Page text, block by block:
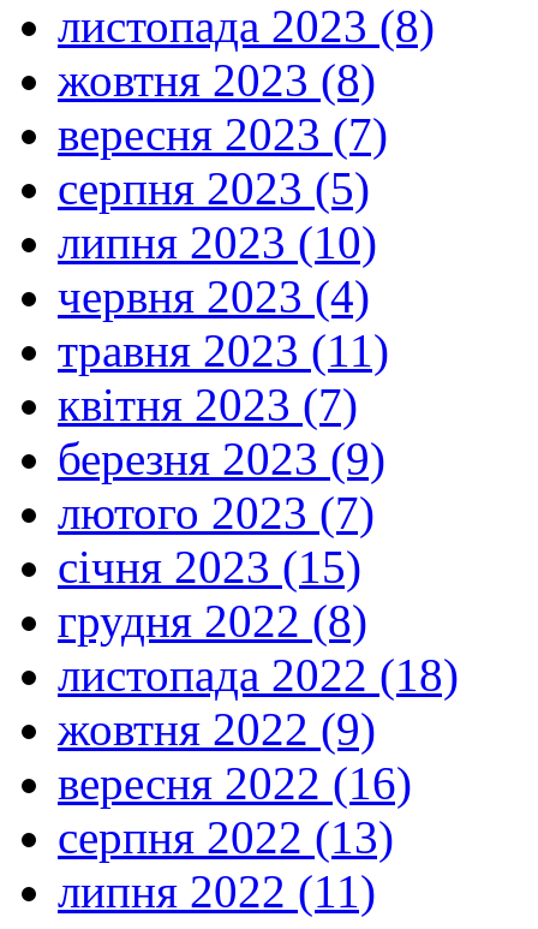
листопада 2023 (8)
жовтня 2023 (8)
вересня 2023 (7)
серпня 2023 (5)
липня 2023 (10)
червня 2023 (4)
травня 2023 (11)
квітня 2023 (7)
березня 2023 (9)
лютого 2023 (7)
січня 2023 (15)
грудня 2022 (8)
листопада 2022 (18)
жовтня 2022 (9)
вересня 2022 (16)
серпня 2022 (13)
липня 2022 (11)